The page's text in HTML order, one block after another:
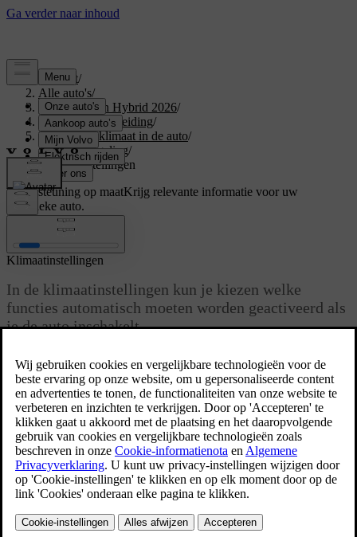
Support/
Alle auto's/
XC60 Plug-in Hybrid 2026/
Gebruikershandleiding/
Comfort en klimaat in de auto/
Klimaatregeling/
Klimaatinstellingen
Ondersteuning op maatKrijg relevante informatie voor uw
specifieke auto.
Klimaatinstellingen
In de klimaatinstellingen kun je kiezen welke
functies automatisch moeten worden geactiveerd als
je de auto inschakelt.
Je opent de klimaatinstellingen door op het ventilatorsymbool
in de onderste balk te drukken en naar de instellingen te gaan
Er zijn diverse klimaatfunctie die je automatisch kunt laten
inschakelen en waarvoor je het verwarmingsniveau kunt instellen.
Voorbeelden daarvan zijn:
Stoelverwarming
Stuurwielverwarming
Achterruitverwarming
Hulpverwarming